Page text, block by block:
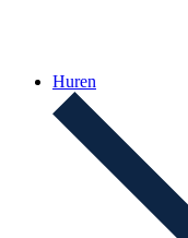
Huren